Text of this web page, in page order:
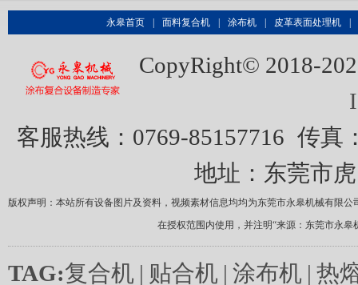
永皋首页 面料复合机 涂布机 皮革表面处理机
CopyRight© 2018-
客服热线：0769-85157716 传真
地址：东莞市
版权声明：本站所有设备图片及资料，视频素材信息均均为东莞市永皋机械有限
在授权范围内使用，并注明“来源：东莞市永
TAG:复合机 | 贴合机 | 涂布机 | 热